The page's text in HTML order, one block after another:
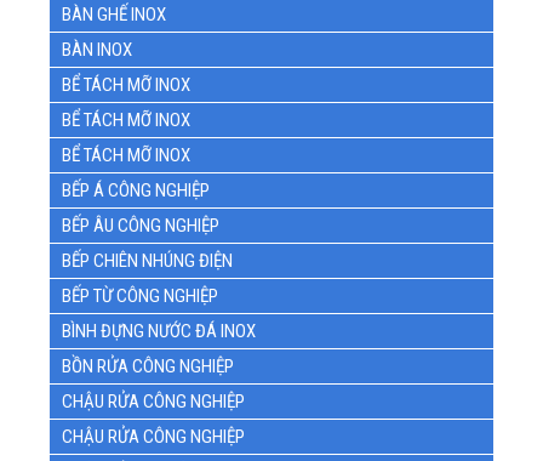
BÀN GHẾ INOX
BÀN INOX
BỂ TÁCH MỠ INOX
BỂ TÁCH MỠ INOX
BỂ TÁCH MỠ INOX
BẾP Á CÔNG NGHIỆP
BẾP ÂU CÔNG NGHIỆP
BẾP CHIÊN NHÚNG ĐIỆN
BẾP TỪ CÔNG NGHIỆP
BÌNH ĐỰNG NƯỚC ĐÁ INOX
BỒN RỬA CÔNG NGHIỆP
CHẬU RỬA CÔNG NGHIỆP
CHẬU RỬA CÔNG NGHIỆP